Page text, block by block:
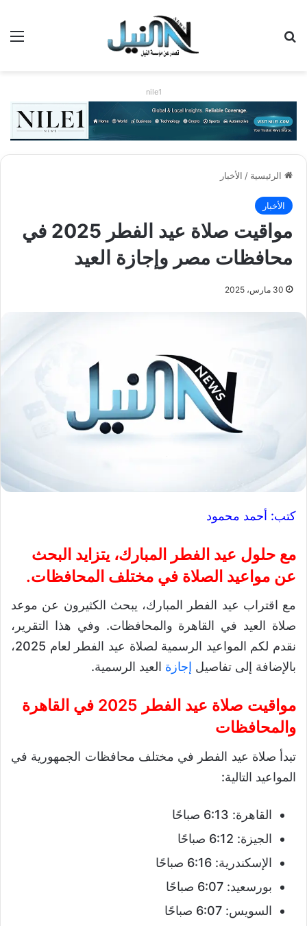
nile1
الرئيسية / الأخبار
الأخبار
مواقيت صلاة عيد الفطر 2025 في
محافظات مصر وإجازة العيد
30 مارس، 2025
كتب: أحمد محمود
مع حلول عيد الفطر المبارك، يتزايد البحث
عن مواعيد الصلاة في مختلف المحافظات.
مع اقتراب عيد الفطر المبارك، يبحث الكثيرون عن موعد
صلاة العيد في القاهرة والمحافظات. وفي هذا التقرير،
نقدم لكم المواعيد الرسمية لصلاة عيد الفطر لعام 2025،
بالإضافة إلى تفاصيل إجازة العيد الرسمية.
مواقيت صلاة عيد الفطر 2025 في القاهرة
والمحافظات
تبدأ صلاة عيد الفطر في مختلف محافظات الجمهورية في
المواعيد التالية:
القاهرة: 6:13 صباحًا
الجيزة: 6:12 صباحًا
الإسكندرية: 6:16 صباحًا
بورسعيد: 6:07 صباحًا
السويس: 6:07 صباحًا